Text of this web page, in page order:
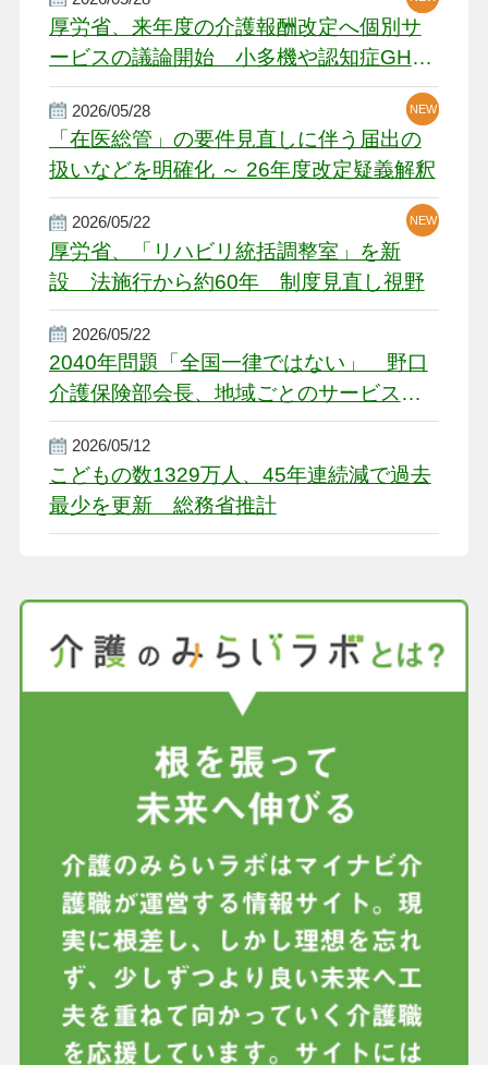
厚労省、来年度の介護報酬改定へ個別サ
ービスの議論開始 小多機や認知症GH、
厳しい経営環境に危機感
2026/05/28
「在医総管」の要件見直しに伴う届出の
扱いなどを明確化 ～ 26年度改定疑義解釈
NEW
NEW
2026/05/22
厚労省、「リハビリ統括調整室」を新
設 法施行から約60年 制度見直し視野
NEW
2026/05/22
2040年問題「全国一律ではない」 野口
介護保険部会長、地域ごとのサービス基
盤整備を促す
2026/05/12
こどもの数1329万人、45年連続減で過去
最少を更新 総務省推計